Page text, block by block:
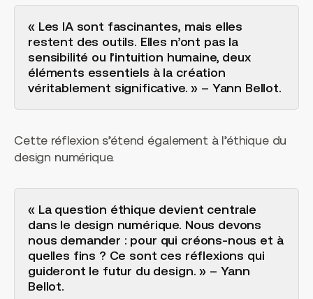
« Les IA sont fascinantes, mais elles
restent des outils. Elles n’ont pas la
sensibilité ou l’intuition humaine, deux
éléments essentiels à la création
véritablement significative. » – Yann Bellot.
Cette réflexion s’étend également à l’éthique du
design numérique.
« La question éthique devient centrale
dans le design numérique. Nous devons
nous demander : pour qui créons-nous et à
quelles fins ? Ce sont ces réflexions qui
guideront le futur du design. » – Yann
Bellot.